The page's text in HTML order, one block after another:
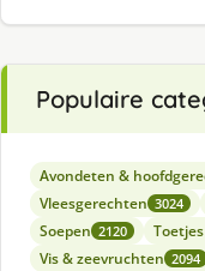
Populaire
Avondeten &
Vleesgerechten 3024
Soepen 2120
Vis & zeevruchten 2094